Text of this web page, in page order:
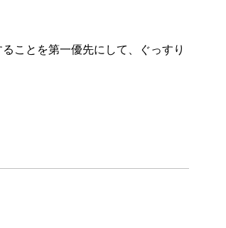
ことを第一優先にして、ぐっすり